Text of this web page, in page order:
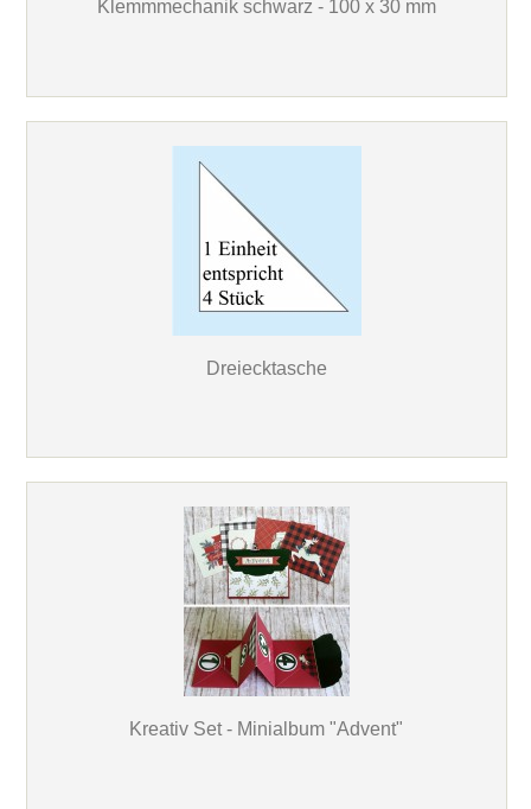
Klemmmechanik schwarz - 100 x 30 mm
Dreiecktasche
Kreativ Set - Minialbum "Advent"